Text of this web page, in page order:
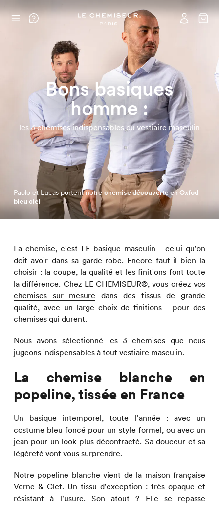
Bons basiques
homme :
les 3 chemises indispensables du vestiaire masculin
Paolo et Lucas portent notrechemise découverte en Oxfod
bleu ciel
La chemise, c'est LE basique masculin - celui qu'on
doit avoir dans sa garde-robe. Encore faut-il bien la
choisir : la coupe, la qualité et les finitions font toute
la différence. Chez LE CHEMISEUR®, vous créez vos
chemises sur mesure dans des tissus de grande
qualité, avec un large choix de finitions - pour des
chemises qui durent.
Nous avons sélectionné les 3 chemises que nous
jugeons indispensables à tout vestiaire masculin.
La chemise blanche en
popeline, tissée en France
Un basique intemporel, toute l'année : avec un
costume bleu foncé pour un style formel, ou avec un
jean pour un look plus décontracté. Sa douceur et sa
légèreté vont vous surprendre.
Notre popeline blanche vient de la maison française
Verne & Clet. Un tissu d'exception : très opaque et
résistant à l'usure. Son atout ? Elle se repasse